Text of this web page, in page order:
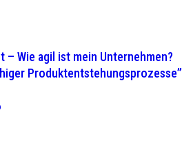
– Wie agil ist mein Unternehmen?
Produktentstehungsprozesse”